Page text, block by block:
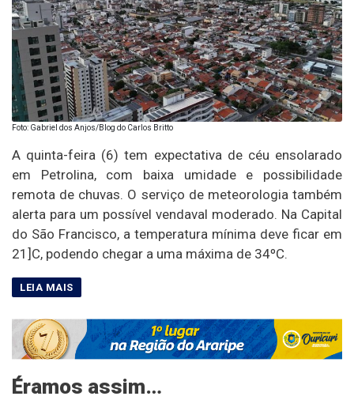
Foto: Gabriel dos Anjos/Blog do Carlos Britto
A quinta-feira (6) tem expectativa de céu ensolarado
em Petrolina, com baixa umidade e possibilidade
remota de chuvas. O serviço de meteorologia também
alerta para um possível vendaval moderado. Na Capital
do São Francisco, a temperatura mínima deve ficar em
21]C, podendo chegar a uma máxima de 34ºC.
Éramos assim…